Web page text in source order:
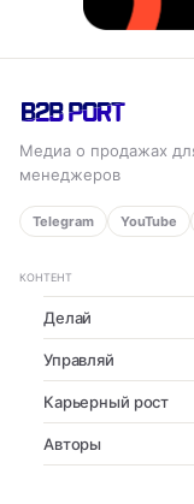
Медиа о продажах
менеджеров
Telegram YouTube
КОНТЕНТ
Делай
Управляй
Карьерный рост
Авторы